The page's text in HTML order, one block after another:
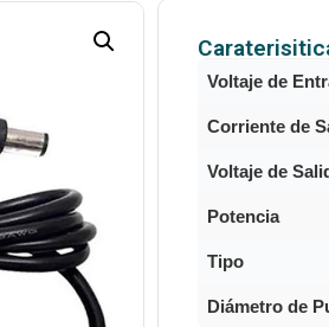
Voltaje de
Corriente de
Voltaje de
Potencia
Tipo
Diámetro de